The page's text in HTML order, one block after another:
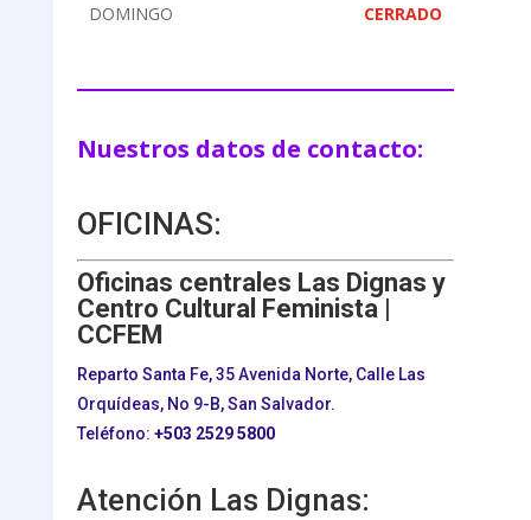
DOMINGO CERRADO
Nuestros datos de contacto:
OFICINAS:
Oficinas centrales Las Dignas y
Centro Cultural Feminista |
CCFEM
Reparto Santa Fe, 35 Avenida Norte, Calle Las
Orquídeas, No 9-B, San Salvador.
Teléfono: +503 2529 5800
Atención Las Dignas: